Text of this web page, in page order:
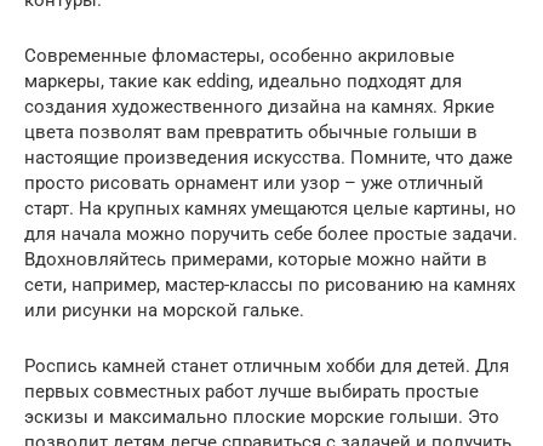
Современные фломастеры, особенно акриловые
маркеры, такие как edding, идеально подходят для
создания художественного дизайна на камнях. Яркие
цвета позволят вам превратить обычные голыши в
настоящие произведения искусства. Помните, что даже
просто рисовать орнамент или узор – уже отличный
старт. На крупных камнях умещаются целые картины, но
для начала можно поручить себе более простые задачи.
Вдохновляйтесь примерами, которые можно найти в
сети, например, мастер-классы по рисованию на камнях
или рисунки на морской гальке.
Роспись камней станет отличным хобби для детей. Для
первых совместных работ лучше выбирать простые
эскизы и максимально плоские морские голыши. Это